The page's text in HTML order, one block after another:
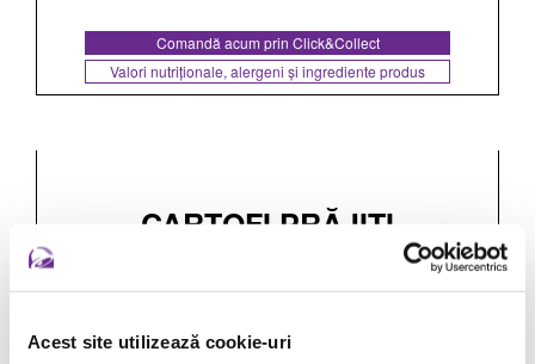
Acest site utilizează cookie-uri
Comandă acum prin Click&Collect
Valori nutriționale, alergeni și ingrediente produs
CARTOFI PRĂJIŢI
Valori nutriționale, alergeni și ingrediente produs